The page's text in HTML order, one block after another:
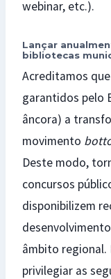
webinar, etc.).
Lançar
bibliotecas
Acreditamos
garantidos pelo
âncora) a
movimento
Deste modo,
concursos
disponibilizem
âmbito regional.
privilegiar as